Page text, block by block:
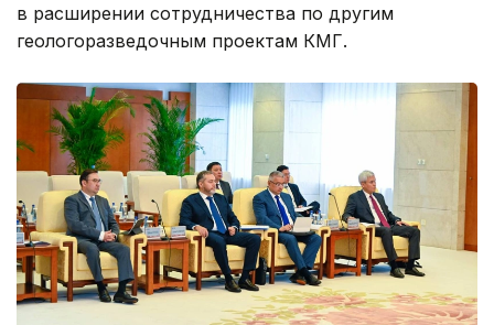
в расширении сотрудничества по другим
геологоразведочным проектам КМГ.